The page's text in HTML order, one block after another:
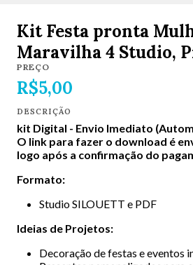
Kit Festa pronta
Maravilha 4 Studio,
PREÇO
R$5,00
DESCRIÇÃO
kit Digital - Envio Imediato
O link para fazer o download é
logo após a confirmação do
Formato:
Studio SILOUETT e PDF
Ideias de Projetos:
Decoração de festas e eventos